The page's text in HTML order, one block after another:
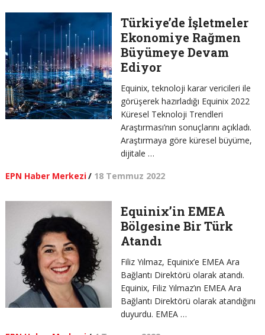
Türkiye’de İşletmeler
Ekonomiye Rağmen
Büyümeye Devam
Ediyor
Equinix, teknoloji karar vericileri ile
görüşerek hazırladığı Equinix 2022
Küresel Teknoloji Trendleri
Araştırması’nın sonuçlarını açıkladı.
Araştırmaya göre küresel büyüme,
dijitale …
EPN Haber Merkezi/ 18 Temmuz 2022
Equinix’in EMEA
Bölgesine Bir Türk
Atandı
Filiz Yılmaz, Equinix’e EMEA Ara
Bağlantı Direktörü olarak atandı.
Equinix, Filiz Yılmaz’ın EMEA Ara
Bağlantı Direktörü olarak atandığını
duyurdu. EMEA …